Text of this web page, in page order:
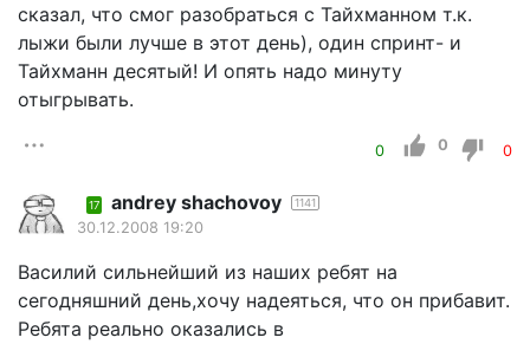
сказал, что смог разобраться с Тайхманном т.к.
лыжи были лучше в этот день), один спринт- и
Тайхманн десятый! И опять надо минуту
отыгрывать.
0 0 0
17 andrey shachovoy 1141
30.12.2008 19:20
Василий сильнейший из наших ребят на
сегодняшний день,хочу надеяться, что он прибавит.
Ребята реально оказались в